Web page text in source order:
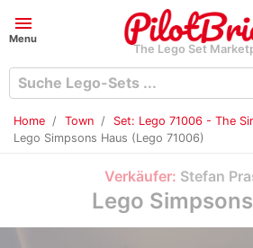
menu
Menu
The Lego Set
Home Town
Set: Lego 71006 - The
Lego Simpsons Haus (Lego 71006)
Verkäufer: Stefan
Lego